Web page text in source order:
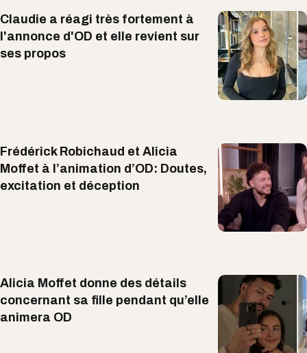
Claudie a réagi très fortement à
l'annonce d'OD et elle revient sur
ses propos
Frédérick Robichaud et Alicia
Moffet à l’animation d’OD: Doutes,
excitation et déception
Alicia Moffet donne des détails
concernant sa fille pendant qu’elle
animera OD